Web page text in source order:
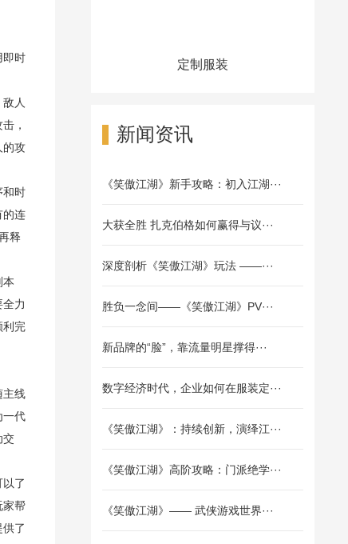
即时
人
，
的攻
和时
的连
释
本
力
利完
主线
一代
交
了
家帮
了
定制服装
新闻资讯
《笑傲江湖》新手攻略：初入江湖···
大获全胜 扎克伯格如何赢得与议···
深度剖析《笑傲江湖》玩法 ——···
胜负一念间——《笑傲江湖》PV···
新品牌的“脸”，靠流量明星撑得···
数字经济时代，企业如何在服装定···
《笑傲江湖》：持续创新，演绎江···
《笑傲江湖》高阶攻略：门派绝学···
《笑傲江湖》—— 武侠游戏世界···